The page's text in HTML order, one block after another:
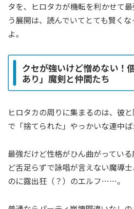
タを、ヒロタカが機転を利かせて
う展開は、読んでいてとても賢く
よ。
クセが強いけど憎めない！
あり」魔剣と仲間たち
ヒロタカの周りに集まるのは、彼
で「捨てられた」やっかいな連中ば
最強だけど性格がひん曲がってい
ど舌足らずで詠唱が言えない魔導
のに露出狂（？）のエルフ……。